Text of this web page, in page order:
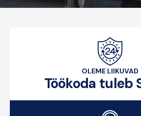
OLEME LIIKUVAD
Töökoda tuleb